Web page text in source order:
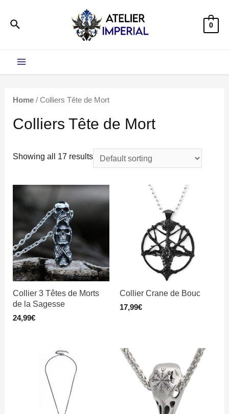
Rechercher 0
Menu
Home / Colliers Tête de Mort
Colliers Tête de Mort
Showing all 17 results
Collier 3 Têtes de Morts
de la Sagesse
24,99€
Collier Crane de Bouc
17,99€